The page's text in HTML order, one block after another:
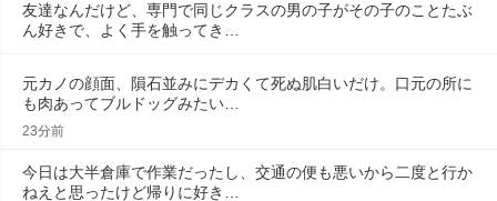
友達なんだけど、専門で同じクラスの男の子がその子のことたぶ
ん好きで、よく手を触ってき…
元カノの顔面、隕石並みにデカくて死ぬ肌白いだけ。口元の所に
も肉あってブルドッグみたい…
23分前
今日は大半倉庫で作業だったし、交通の便も悪いから二度と行か
ねえと思ったけど帰りに好き…